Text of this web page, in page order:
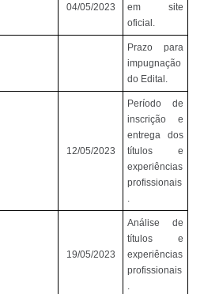
04/05/2023
em site
oficial.
Prazo para
impugnação
do Edital.
12/05/2023
Período de
inscrição e
entrega dos
títulos e
experiências
profissionais
19/05/2023
Análise de
títulos e
experiências
profissionais